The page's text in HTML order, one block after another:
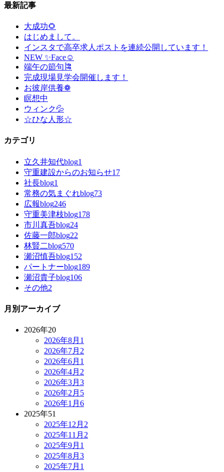
最新記事
大成功🌻
はじめまして。
インスタで高卒求人ポストを連続公開しています！
NEW ✨Face☺
端午の節句🎏
完成現場見学会開催します！
お彼岸供養❁
瞑想中
ウィンク💦
☆ひな人形☆
カテゴリ
立久井知代blog1
守重建設からのお知らせ17
社長blog1
常務の気まぐれblog73
広報blog246
守重美津枝blog178
市川真吾blog24
佐藤一郎blog22
林賢二blog570
瀬沼慎吾blog152
パートナーblog189
瀬沼貴子blog106
その他2
月別アーカイブ
2026年20
2026年8月 1
2026年7月 2
2026年6月 1
2026年4月 2
2026年3月 3
2026年2月 5
2026年1月 6
2025年51
2025年12月 2
2025年11月 2
2025年9月 1
2025年8月 3
2025年7月 1